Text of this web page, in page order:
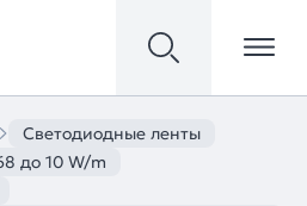
Светодиодные ленты
до 10 W/m